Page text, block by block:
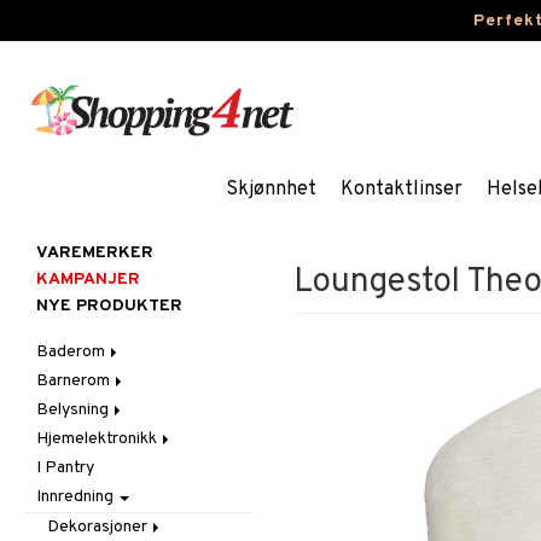
Skjønnhet Kontaktlinser
Loungestol
VAREMERKER
KAMPANJER
NYE PRODUKTER
Baderom
Baderomsinnredning
Baderomstekstiler
Baderomstilbehør
Barnerom
Barnelamper
Barnemøbler
Barneromsdekorasjon
Barneromsoppbevaring
Barneromstekstiler
Belysning
Belysningstilbehør
Innelamper
Bordlamper
Taklamper
LED-lys
Lyselykter og lysestaker
Hjemelektronikk
Lyd
I Pantry
Innredning
Dekorasjoner